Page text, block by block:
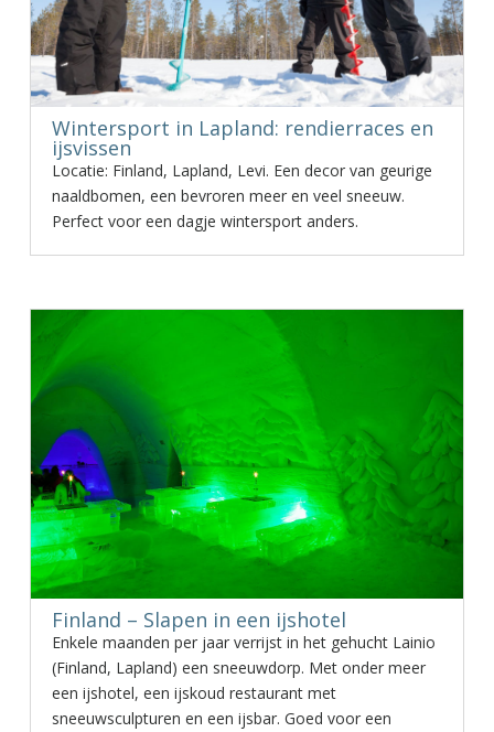
Wintersport in Lapland: rendierraces en
ijsvissen
Locatie: Finland, Lapland, Levi. Een decor van geurige
naaldbomen, een bevroren meer en veel sneeuw.
Perfect voor een dagje wintersport anders.
Finland – Slapen in een ijshotel
Enkele maanden per jaar verrijst in het gehucht Lainio
(Finland, Lapland) een sneeuwdorp. Met onder meer
een ijshotel, een ijskoud restaurant met
sneeuwsculpturen en een ijsbar. Goed voor een